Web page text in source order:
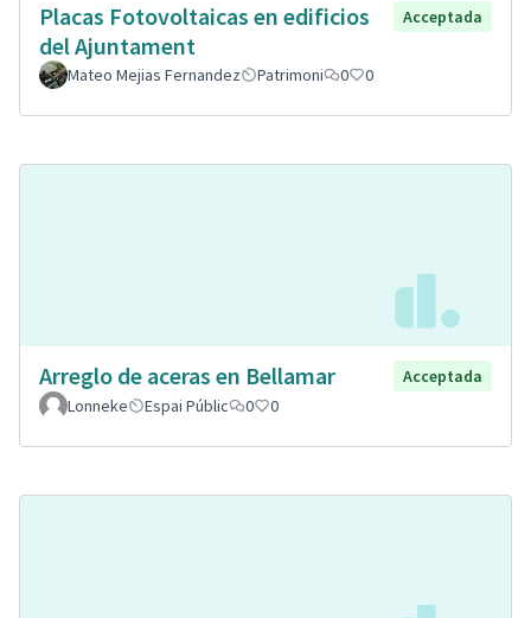
Placas Fotovoltaicas en edificios
del Ajuntament
Acceptada
Mateo Mejias Fernandez Patrimoni 0 0
Arreglo de aceras en Bellamar
Acceptada
Lonneke
Espai Públic 0 0